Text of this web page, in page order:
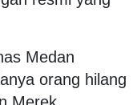
Medan
orang hilang